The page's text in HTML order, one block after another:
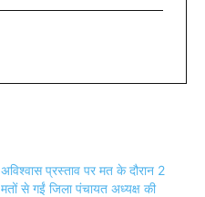
अविश्वास प्रस्ताव पर मत के दौरान 2
मतों से गईं जिला पंचायत अध्यक्ष की